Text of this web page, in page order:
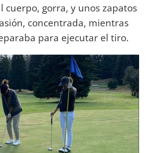
cuerpo, gorra, y unos zapatos
concentrada, mientras
para ejecutar el tiro.